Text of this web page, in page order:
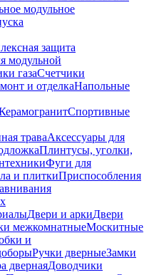
модульное
защита
модульной
газаСчетчики
и отделкаНапольные
Спортивные
траваАксессуары для
Плинтусы, уголки,
Фуги для
и плиткиПриспособления
Двери и аркиДвери
межкомнатныеМоскитные
и
Ручки дверныеЗамки
двернаяДоводчики